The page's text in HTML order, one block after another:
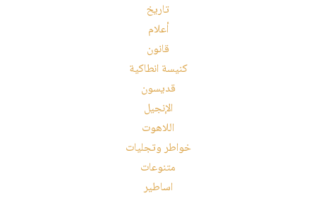
تاريخ
أعلام
قانون
كنيسة انطاكية
قديسون
الإنجيل
اللاهوت
خواطر وتجليات
متنوعات
اساطير